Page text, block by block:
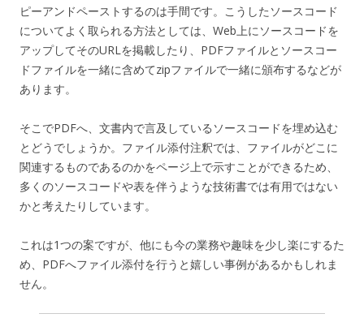
ピーアンドペーストするのは手間です。こうしたソースコード
についてよく取られる方法としては、Web上にソースコードを
アップしてそのURLを掲載したり、PDFファイルとソースコー
ドファイルを一緒に含めてzipファイルで一緒に頒布するなどが
あります。
そこでPDFへ、文書内で言及しているソースコードを埋め込む
とどうでしょうか。ファイル添付注釈では、ファイルがどこに
関連するものであるのかをページ上で示すことができるため、
多くのソースコードや表を伴うような技術書では有用ではない
かと考えたりしています。
これは1つの案ですが、他にも今の業務や趣味を少し楽にするた
め、PDFへファイル添付を行うと嬉しい事例があるかもしれま
せん。